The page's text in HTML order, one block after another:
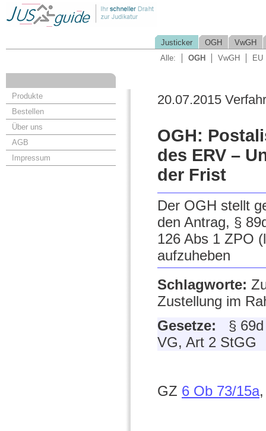
Justicker OGH
VwGH
Alle:
OGH VwGH EU
Produkte
Bestellen
Über uns
AGB
Impressum
20.07.2015
OGH:
des ERV –
der Frist
Der OGH stellt
den Antrag, §
126 Abs 1 ZPO
aufzuheben
Schlagworte:
Zustellung im
Gesetze:
§
VG, Art 2 StGG
GZ 6 Ob 73/15a